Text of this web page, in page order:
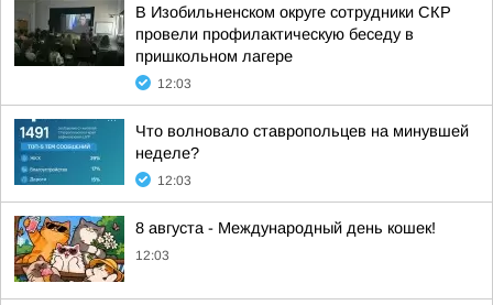
В Изобильненском округе сотрудники СКР
провели профилактическую беседу в
пришкольном лагере
12:03
Что волновало ставропольцев на минувшей
неделе?
12:03
8 августа - Международный день кошек!
12:03